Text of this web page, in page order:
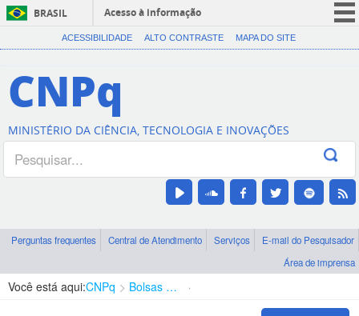
BRASIL
Acesso à informação
CORONAVÍRUS (COVID-19)
Canais
ACESSIBILIDADE ALTO CONTRASTE MAPA DO SITE
CNPq
MINISTÉRIO DA CIÊNCIA, TECNOLOGIA E INOVAÇÕES
Perguntas frequentes Central de Atendimento Serviços
E-mail do Pesquisador
Área de imprensa
Você está aqui:CNPq Bolsas e Auxílios Vigentes